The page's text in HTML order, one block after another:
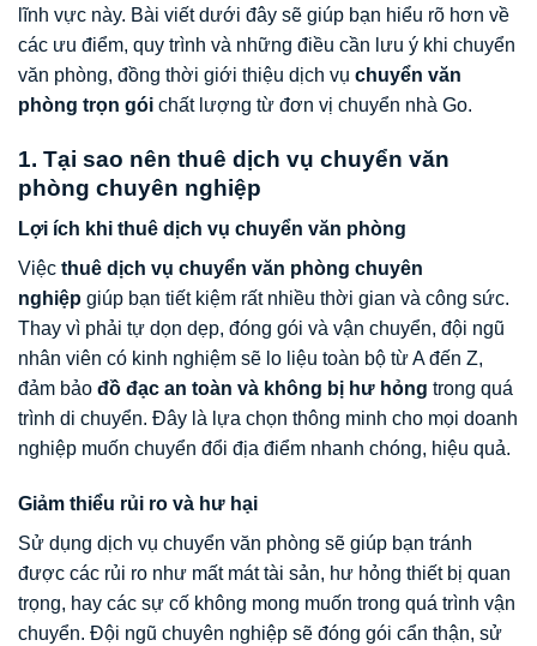
lĩnh vực này. Bài viết dưới đây sẽ giúp bạn hiểu rõ hơn về
các ưu điểm, quy trình và những điều cần lưu ý khi chuyển
văn phòng, đồng thời giới thiệu dịch vụ chuyển văn
phòng trọn gói chất lượng từ đơn vị chuyển nhà Go.
1. Tại sao nên thuê dịch vụ chuyển văn
phòng chuyên nghiệp
Lợi ích khi thuê dịch vụ chuyển văn phòng
Việc thuê dịch vụ chuyển văn phòng chuyên
nghiệp giúp bạn tiết kiệm rất nhiều thời gian và công sức.
Thay vì phải tự dọn dẹp, đóng gói và vận chuyển, đội ngũ
nhân viên có kinh nghiệm sẽ lo liệu toàn bộ từ A đến Z,
đảm bảo đồ đạc an toàn và không bị hư hỏng trong quá
trình di chuyển. Đây là lựa chọn thông minh cho mọi doanh
nghiệp muốn chuyển đổi địa điểm nhanh chóng, hiệu quả.
Giảm thiểu rủi ro và hư hại
Sử dụng dịch vụ chuyển văn phòng sẽ giúp bạn tránh
được các rủi ro như mất mát tài sản, hư hỏng thiết bị quan
trọng, hay các sự cố không mong muốn trong quá trình vận
chuyển. Đội ngũ chuyên nghiệp sẽ đóng gói cẩn thận, sử